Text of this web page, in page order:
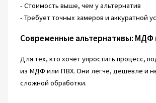
- Стоимость выше, чем у альтернатив
- Требует точных замеров и аккуратной
Современные альтернативы: МДФ
Для тех, кто хочет упростить процесс,
из МДФ или ПВХ. Они легче, дешевле и
сложной обработки.